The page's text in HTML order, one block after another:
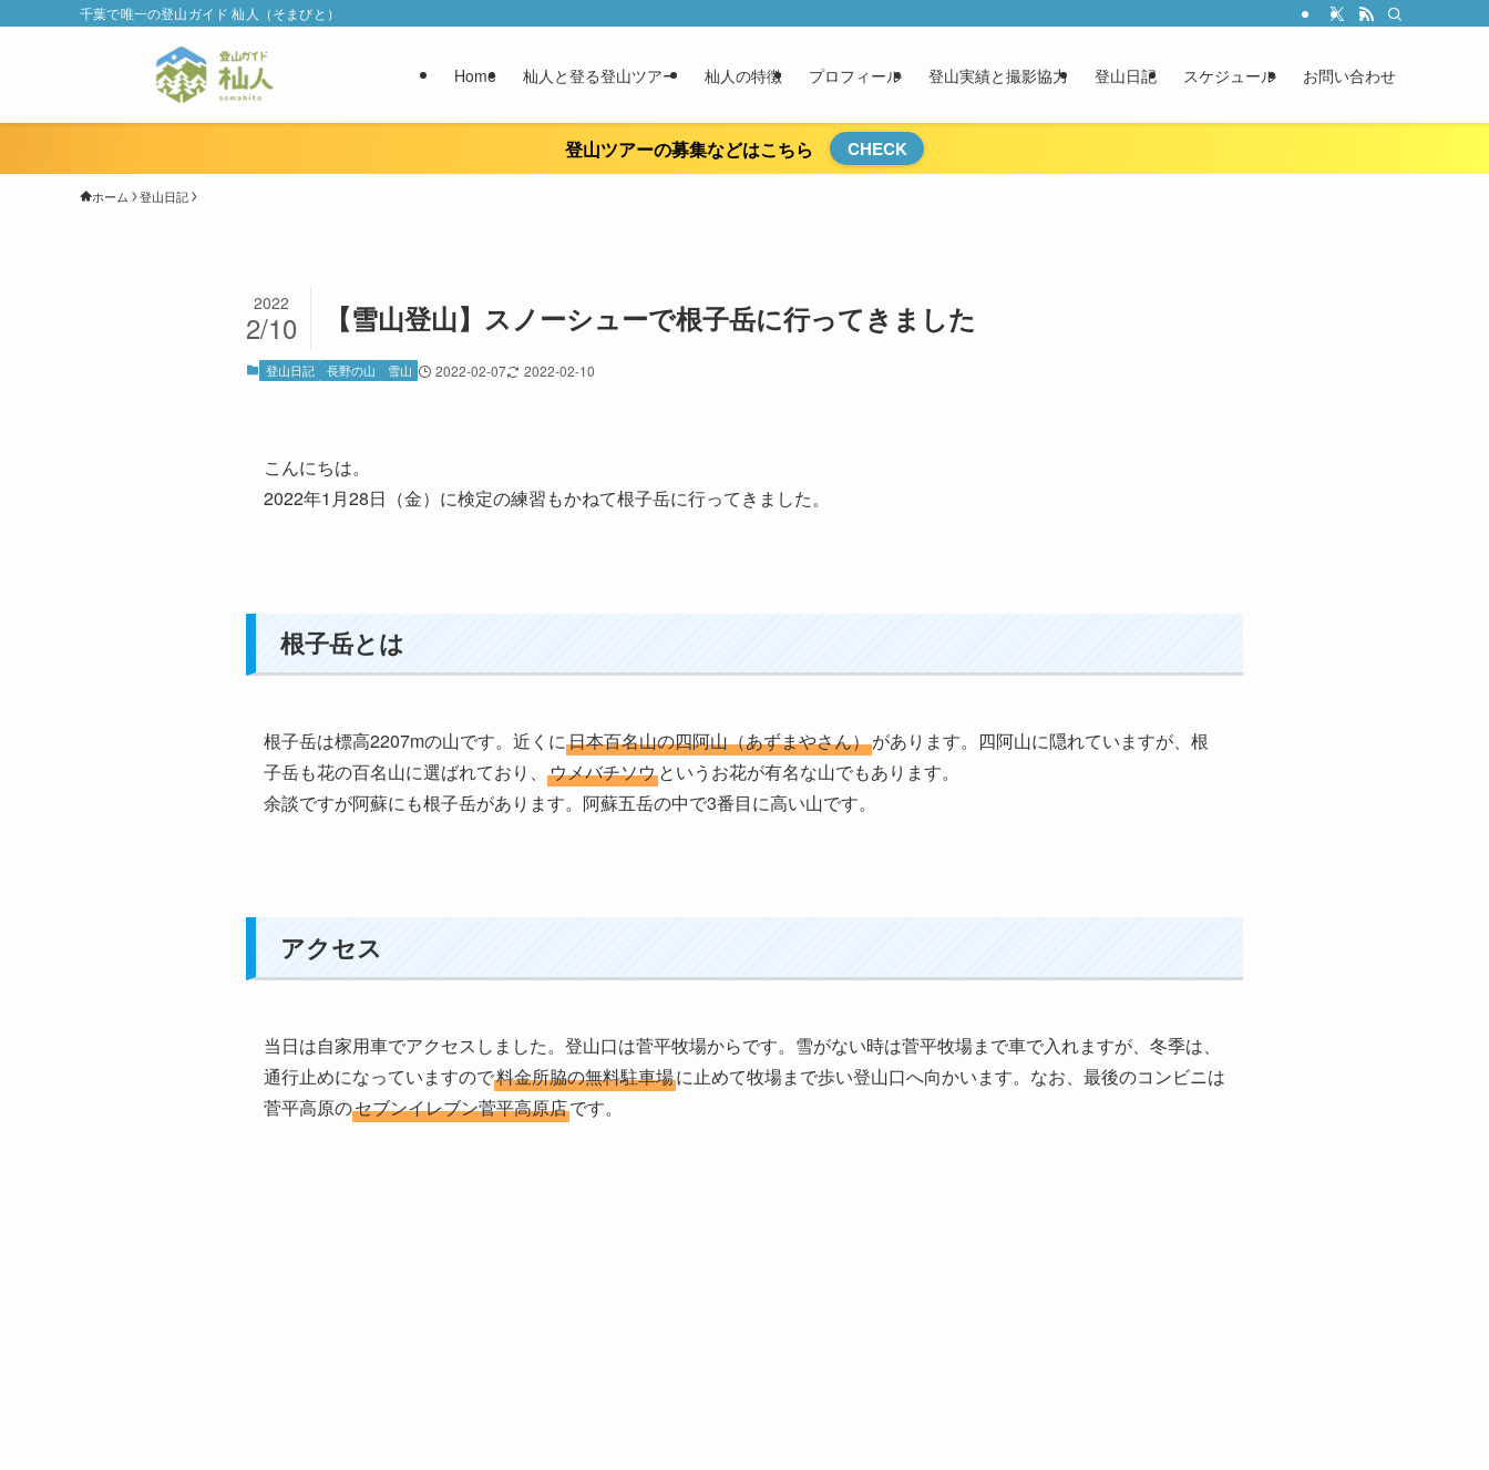
千葉で唯一の登山ガイド 杣人（そまびと）
Home 杣人と登る登山ツアー 杣人の特徴 プロフィール 登山実績と撮影協力 登山日記 スケジュール お問い合わせ
登山ツアーの募集などはこちら CHECK
ホーム 登山日記
【雪山登山】スノーシューで根子岳に行ってきました
2022
2/10
登山日記 長野の山 雪山 2022-02-07 2022-02-10
こんにちは。
2022年1月28日（金）に検定の練習もかねて根子岳に行ってきました。
根子岳とは
根子岳は標高2207mの山です。近くに日本百名山の四阿山（あずまやさん）があります。四阿山に隠れていますが、根
子岳も花の百名山に選ばれており、 ウメバチソウというお花が有名な山でもあります。
余談ですが阿蘇にも根子岳があります。阿蘇五岳の中で3番目に高い山です。
アクセス
当日は自家用車でアクセスしました。登山口は菅平牧場からです。雪がない時は菅平牧場まで車で入れますが、冬季は、
通行止めになっていますので料金所脇の無料駐車場に止めて牧場まで歩い登山口へ向かいます。なお、最後のコンビニは
菅平高原のセブンイレブン菅平高原店です。